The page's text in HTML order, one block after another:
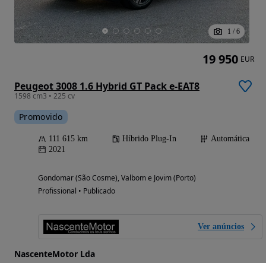
1 / 6
Peugeot 3008 1.6 Hybrid GT Pack e-EAT8
1598 cm3 • 225 cv
Promovido
111 615 km Híbrido Plug-In
Automática
2021
Gondomar (São Cosme), Valbom e Jovim (Porto)
Profissional • Publicado
Ver anúncios
NascenteMotor Lda
19 950 EUR